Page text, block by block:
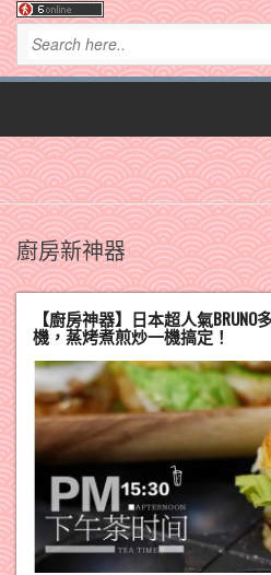
廚房新神器
【廚房神器】日本超人氣
機，蒸烤煮煎炒一機搞定！